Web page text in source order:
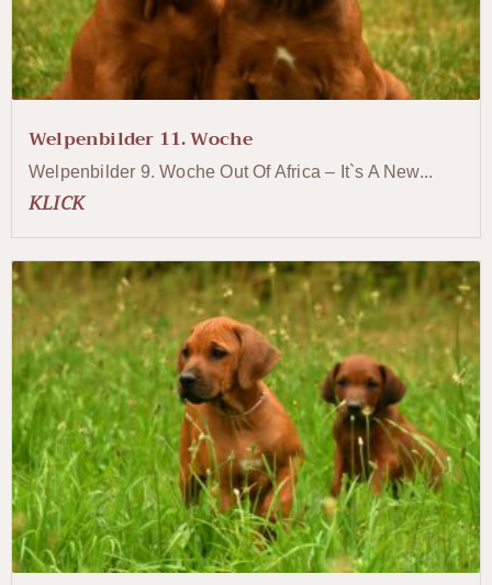
Welpenbilder 11. Woche
Welpenbilder 9. Woche Out Of Africa – It`s A New...
KLICK